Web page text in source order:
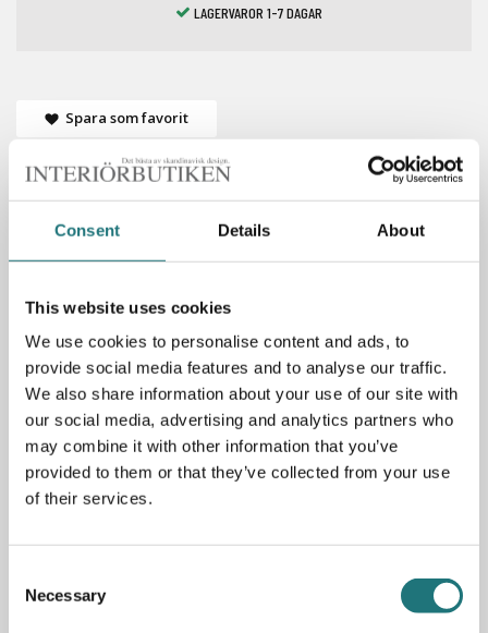
Consent Details About
This website uses cookies
We use cookies to personalise content and ads, to
provide social media features and to analyse our traffic.
We also share information about your use of our site with
our social media, advertising and analytics partners who
may combine it with other information that you’ve
provided to them or that they’ve collected from your use
of their services.
Selection
Necessary
LAGERVAROR 1-7 DAGAR
Spara som favorit
PRODUKTBESKRIVNING
Hyllan Free 222100 från Montana är en låg, minimalistisk
men samtidigt uttrycksfull hylla som passar för böcker,
som vardagsrum, hemmakontor, kök och sovrum. Finns i
flera fina färger för enkelt köp online.